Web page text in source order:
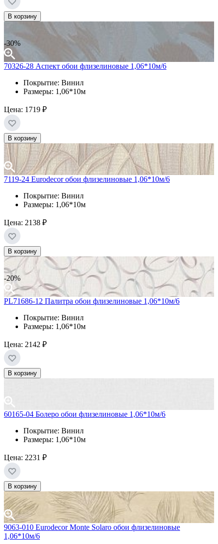
В корзину
-30%
70326-28 Аспект обои флизелиновые 1,06*10м/6
Покрытие: Винил
Размеры: 1,06*10м
Цена: 1719 ₽
В корзину
7119-24 Eurodecor обои флизелиновые 1,06*10м/6
Покрытие: Винил
Размеры: 1,06*10м
Цена: 2138 ₽
В корзину
-20%
PL71686-12 Палитра обои флизелиновые 1,06*10м/6
Покрытие: Винил
Размеры: 1,06*10м
Цена: 2142 ₽
В корзину
60165-04 Болеро обои флизелиновые 1,06*10м/6
Покрытие: Винил
Размеры: 1,06*10м
Цена: 2231 ₽
В корзину
9063-010 Eurodecor Monte Solaro обои флизелиновые
1,06*10м/6